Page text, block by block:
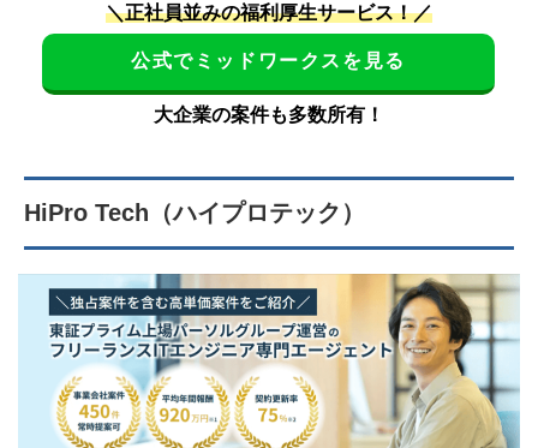
＼正社員並みの福利厚生サービス！／
公式でミッドワークスを見る
大企業の案件も多数所有！
HiPro Tech（ハイプロテック）